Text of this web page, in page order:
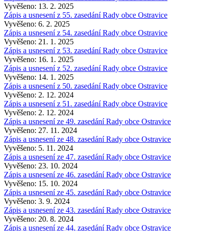
Vyvěšeno: 13. 2. 2025
Zápis a usnesení z 55. zasedání Rady obce Ostravice
Vyvěšeno: 6. 2. 2025
Zápis a usnesení z 54. zasedání Rady obce Ostravice
Vyvěšeno: 21. 1. 2025
Zápis a usnesení z 53. zasedání Rady obce Ostravice
Vyvěšeno: 16. 1. 2025
Zápis a usnesení z 52. zasedání Rady obce Ostravice
Vyvěšeno: 14. 1. 2025
Zápis a usnesení z 50. zasedání Rady obce Ostravice
Vyvěšeno: 2. 12. 2024
Zápis a usnesení z 51. zasedání Rady obce Ostravice
Vyvěšeno: 2. 12. 2024
Zápis a usnesení ze 49. zasedání Rady obce Ostravice
Vyvěšeno: 27. 11. 2024
Zápis a usnesení ze 48. zasedání Rady obce Ostravice
Vyvěšeno: 5. 11. 2024
Zápis a usnesení ze 47. zasedání Rady obce Ostravice
Vyvěšeno: 23. 10. 2024
Zápis a usnesení ze 46. zasedání Rady obce Ostravice
Vyvěšeno: 15. 10. 2024
Zápis a usnesení ze 45. zasedání Rady obce Ostravice
Vyvěšeno: 3. 9. 2024
Zápis a usnesení ze 43. zasedání Rady obce Ostravice
Vyvěšeno: 20. 8. 2024
Zápis a usnesení ze 44. zasedání Rady obce Ostravice